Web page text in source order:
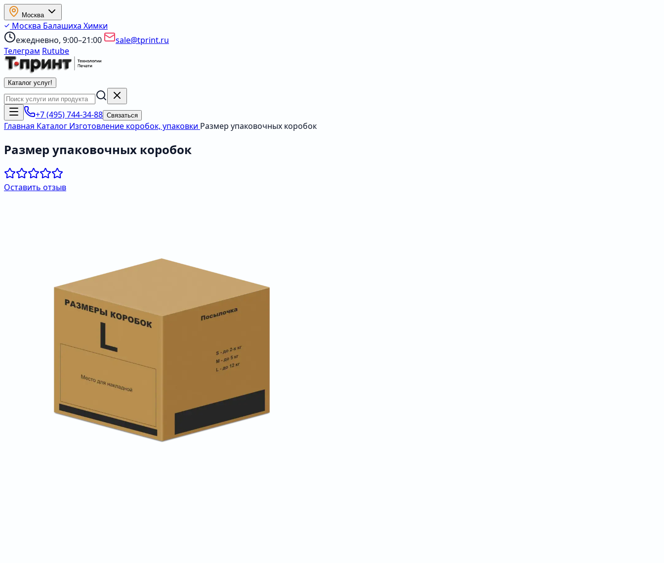
Москва
Москва Балашиха Химки
ежедневно, 9:00–21:00
sale@tprint.ru
Телеграм Rutube
Каталог услуг!
+7 (495) 744-34-88 Связаться
Главная Каталог Изготовление коробок, упаковки Размер упаковочных коробок
Размер упаковочных коробок
Оставить отзыв